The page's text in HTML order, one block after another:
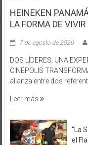
HEINEKEN
LA FORMA DE
7 de agosto de 2026
DOS LÍDERES, UNA
CINÉPOLIS
alianza entre dos
Leer más
“La
el